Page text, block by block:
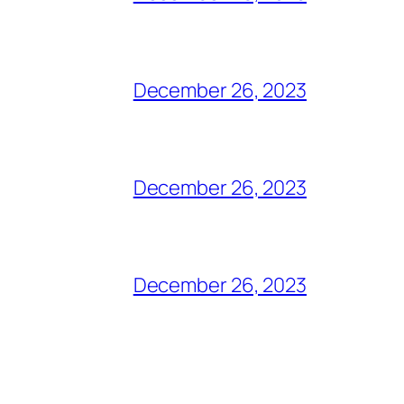
December 26, 2023
December 26, 2023
December 26, 2023